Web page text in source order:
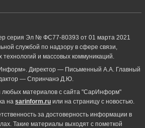
серия Эл № ФС77-80393 от 01 марта 2021
службой по надзору в сфере связи,
и массовых коммуникаций.
Директор — Письменный А.А. Главный
— Спринчанэ Д.Ю.
любых материалов с сайта "СарИнформ"
на sarinform.ru или на страницу с новостью.
за достоверность информации в
Такие материалы выходят с пометкой